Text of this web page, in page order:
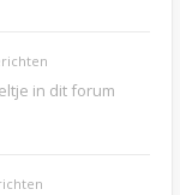
in dit forum